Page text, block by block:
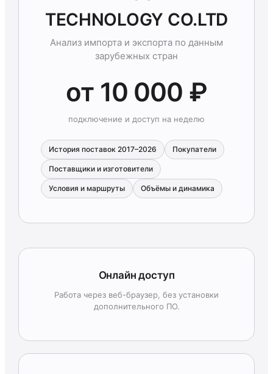
TECHNOLOGY CO.LTD
Анализ импорта и экспорта по данным
зарубежных стран
от 10 000 ₽
подключение и доступ на неделю
История поставок 2017–2026 Покупатели
Поставщики и изготовители
Условия и маршруты Объёмы и динамика
Онлайн доступ
Работа через веб-браузер, без установки
дополнительного ПО.